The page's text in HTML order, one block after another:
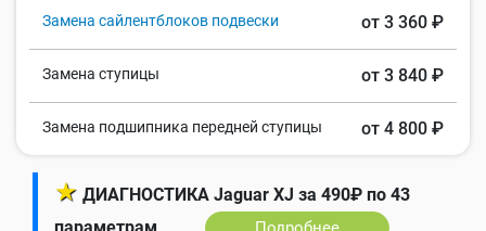
Замена сайлентблоков подвески от 3 360 ₽
Замена ступицы от 3 840 ₽
Замена подшипника передней ступицы от 4 800 ₽
★ ДИАГНОСТИКА Jaguar XJ за 490₽ по 43